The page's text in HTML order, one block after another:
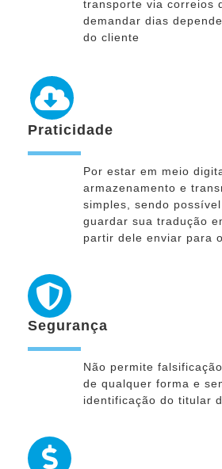
transporte via correios
demandar dias
do cliente
Praticidade
Por estar em meio
armazenamento e
simples, sendo
guardar sua tradução
partir dele enviar para
Segurança
Não permite
de qualquer forma e
identificação do titular